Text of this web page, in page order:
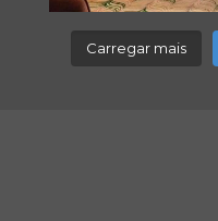
Carregar mais